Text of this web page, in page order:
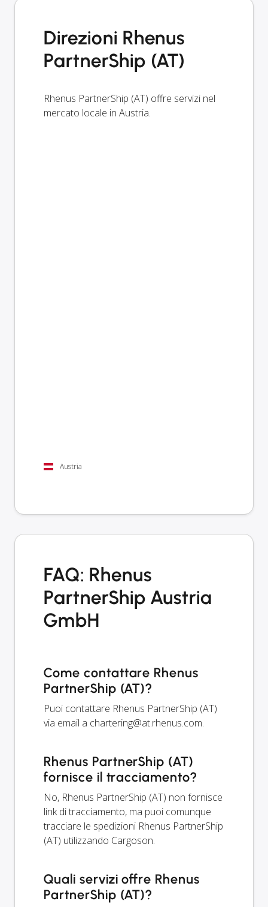
Direzioni Rhenus
PartnerShip (AT)
Rhenus PartnerShip (AT) offre servizi nel
mercato locale in Austria.
Austria
FAQ: Rhenus
PartnerShip Austria
GmbH
Come contattare Rhenus
PartnerShip (AT)?
Puoi contattare Rhenus PartnerShip (AT)
via email a chartering@at.rhenus.com.
Rhenus PartnerShip (AT)
fornisce il tracciamento?
No, Rhenus PartnerShip (AT) non fornisce
link di tracciamento, ma puoi comunque
tracciare le spedizioni Rhenus PartnerShip
(AT) utilizzando Cargoson.
Quali servizi offre Rhenus
PartnerShip (AT)?